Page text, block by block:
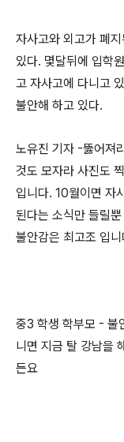
자사고와 외고가 폐
있다. 몇달뒤에 입학
고 자사고에 다니고
불안해 하고 있다.
노유진 기자 -뚫어져
것도 모자라 사진도
입니다. 10월이면 자
된다는 소식만 들릴
불안감은 최고조 입니
중3 학생 학부모 - 불
니면 지금 탈 강남을
든요